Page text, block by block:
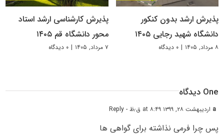
پذیرش ارشد بدون کنکور
دانشگاه شهید رجایی ۱۴۰۵
۸ مرداد, ۱۴۰۵ | ۰ دیدگاه
پذیرش کارشناسی ارشد استاد
محور دانشگاه قم ۱۴۰۵
۷ مرداد, ۱۴۰۵ | ۰ دیدگاه
One دیدگاه
a اردیبهشت ۲۸, ۱۳۹۹ at ۸:۴۹ ق٫ظ - Reply
پس چرا فرمی نذاشته برای گواهی ها